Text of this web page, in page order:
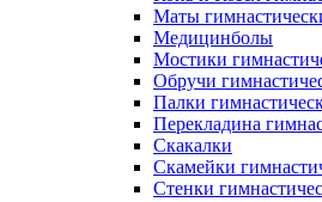
Маты
Медицинболы
Мостики
Обручи
Палки
Перекладина
Скакалки
Скамейки
Стенки